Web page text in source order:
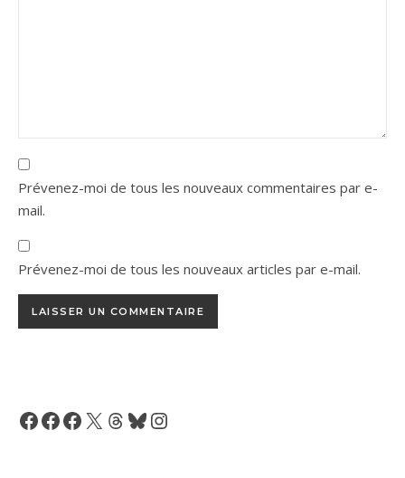
Prévenez-moi de tous les nouveaux commentaires par e-
mail.
Prévenez-moi de tous les nouveaux articles par e-mail.
Facebook
Facebook
Facebook
X Threads
BlueskyInstagram